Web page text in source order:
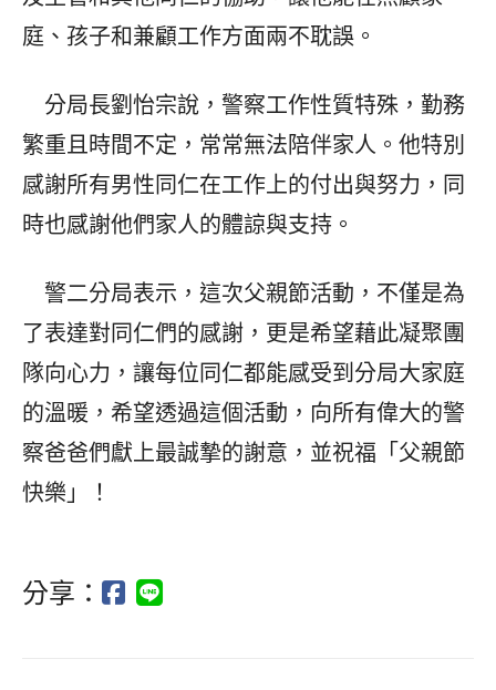
庭、孩子和兼顧工作方面兩不耽誤。
分局長劉怡宗說，警察工作性質特殊，勤務
繁重且時間不定，常常無法陪伴家人。他特別
感謝所有男性同仁在工作上的付出與努力，同
時也感謝他們家人的體諒與支持。
警二分局表示，這次父親節活動，不僅是為
了表達對同仁們的感謝，更是希望藉此凝聚團
隊向心力，讓每位同仁都能感受到分局大家庭
的溫暖，希望透過這個活動，向所有偉大的警
察爸爸們獻上最誠摯的謝意，並祝福「父親節
快樂」！
分享：